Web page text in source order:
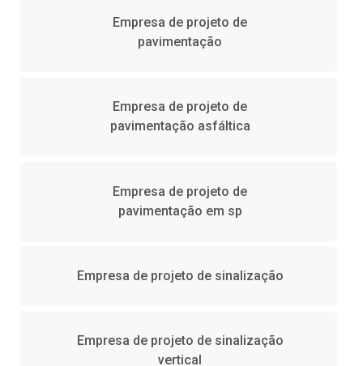
Empresa de projeto de
pavimentação
Empresa de projeto de
pavimentação asfáltica
Empresa de projeto de
pavimentação em sp
Empresa de projeto de sinalização
Empresa de projeto de sinalização
vertical